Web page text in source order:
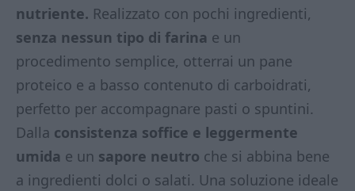
nutriente. Realizzato con pochi ingredienti,
senza nessun tipo di farina e un
procedimento semplice, otterrai un pane
proteico e a basso contenuto di carboidrati,
perfetto per accompagnare pasti o spuntini.
Dalla consistenza soffice e leggermente
umida e un sapore neutro che si abbina bene
a ingredienti dolci o salati. Una soluzione ideale